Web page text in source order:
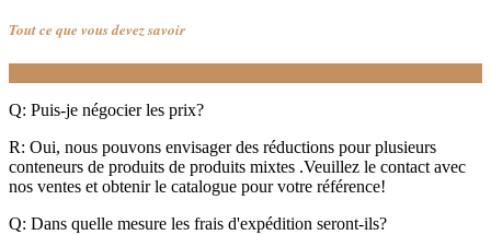
Tout ce que vous devez savoir
Q: Puis-je négocier les prix?
R: Oui, nous pouvons envisager des réductions pour plusieurs
conteneurs de produits de produits mixtes .Veuillez le contact avec
nos ventes et obtenir le catalogue pour votre référence!
Q: Dans quelle mesure les frais d'expédition seront-ils?